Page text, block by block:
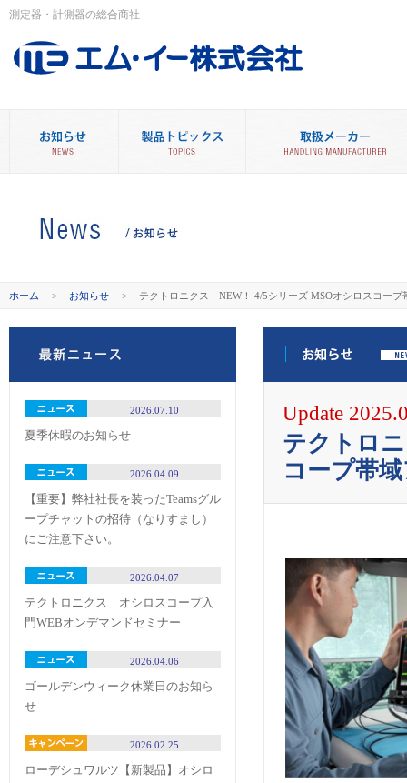
測定器・計測器の総合商社
ホーム > お知らせ > テクトロニクス NEW！ 4/5シリーズ MSOオシロスコープ
2026.07.10
夏季休暇のお知らせ
2026.04.09
【重要】弊社社長を装ったTeamsグル
ープチャットの招待（なりすまし）
にご注意下さい。
2026.04.07
テクトロニクス オシロスコープ入
門WEBオンデマンドセミナー
2026.04.06
ゴールデンウィーク休業日のお知ら
せ
2026.02.25
ローデシュワルツ【新製品】オシロ
Update
テクトロ
コープ帯